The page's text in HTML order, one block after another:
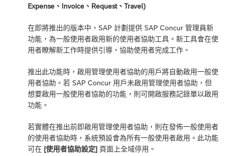
Expense、Invoice、Request、Travel)
在即將推出的版本中，SAP 計劃提供 SAP Concur 管理員新
功能，為一般使用者啟用新的使用者協助工具。新工具會在使
用者瞭解新工作時提供引導，協助使用者完成工作。
推出此功能時，啟用管理使用者協助的用戶將自動啟用一般使
用者協助。若 SAP Concur 用戶未啟用管理使用者協助，但
想要啟用一般使用者協助的功能，則可開啟服務記錄單以啟用
功能。
若實體在推出前即啟用管理使用者協助，則在發佈一般使用者
的使用者協助時，系統預設會為所有一般使用者啟用。此功能
可在 [使用者協助設定] 頁面上全域停用。